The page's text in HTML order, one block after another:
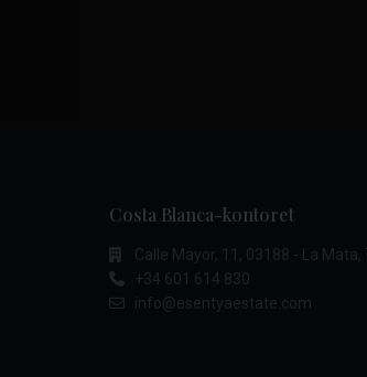
Costa Blanca-kontoret
Calle Mayor, 11, 03188 - La
+34 601 614 830
info@esentyaestate.com